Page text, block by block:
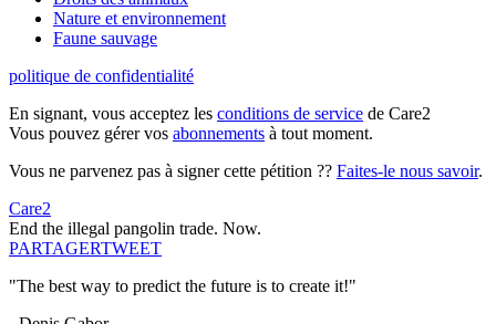
Nature et environnement
Faune sauvage
politique de confidentialité
En signant, vous acceptez les conditions de service de Care2
Vous pouvez gérer vos abonnements à tout moment.
Vous ne parvenez pas à signer cette pétition ?? Faites-le nous savoir.
Care2
End the illegal pangolin trade. Now.
PARTAGERTWEET
"The best way to predict the future is to create it!"